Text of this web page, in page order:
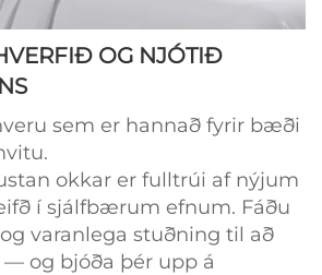
OG NJÓTIÐ
sem er hannað fyrir bæði
okkar er fulltrúi af nýjum
í sjálfbærum efnum. Fáðu
varanlega stuðning til að
og bjóða þér upp á